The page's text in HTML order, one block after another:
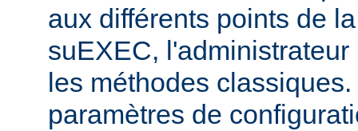
aux différents points de
suEXEC,
les méthodes
paramètres de